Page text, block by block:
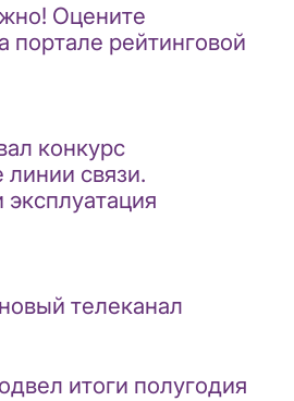
Оцените
портале рейтинговой
конкурс
связи.
эксплуатация
телеканал
итоги полугодия